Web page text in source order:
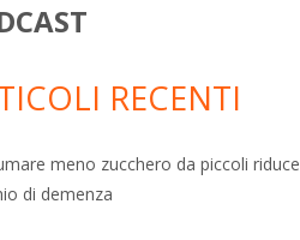
RECENTI
meno zucchero da piccoli riduce
di demenza